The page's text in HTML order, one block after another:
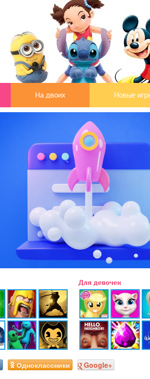
На двоих Новые
Для девочек
Одноклассники Google+